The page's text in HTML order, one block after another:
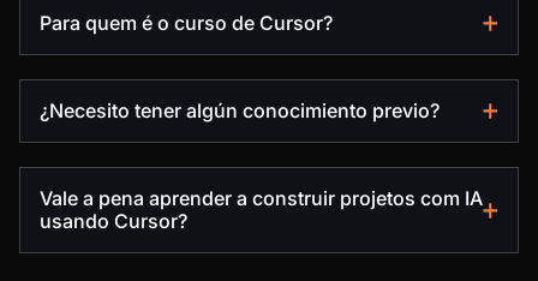
Para quem é o curso de Cursor?
¿Necesito tener algún conocimiento previo?
Vale a pena aprender a construir projetos com IA
usando Cursor?